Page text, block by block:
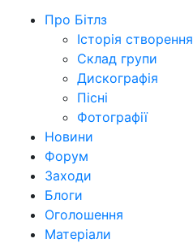
Про Бітлз
Історія створення
Склад групи
Дискографія
Пісні
Фотографії
Новини
Форум
Заходи
Блоги
Оголошення
Матеріали